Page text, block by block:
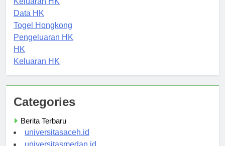
Keluaran HK
Data HK
Togel Hongkong
Pengeluaran HK
HK
Categories
Berita Terbaru
universitasaceh.id